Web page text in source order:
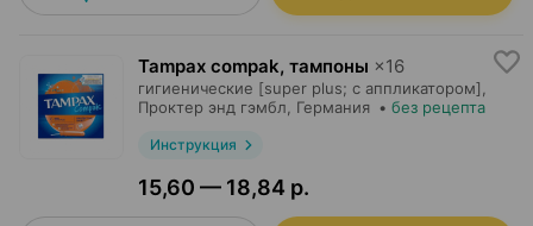
Tampax compak, тампоны ×16
гигиенические [super plus; с аппликатором],
Проктер энд гэмбл , Германия • без рецепта
Инструкция
15,60 — 18,84 р.